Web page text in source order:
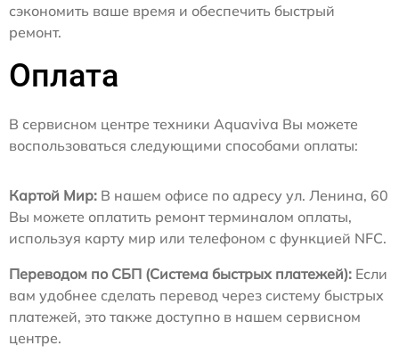
сэкономить ваше время и обеспечить быстрый
ремонт.
Оплата
В сервисном центре техники Aquaviva Вы можете
воспользоваться следующими способами оплаты:
Картой Мир: В нашем офисе по адресу ул. Ленина, 60
Вы можете оплатить ремонт терминалом оплаты,
используя карту мир или телефоном с функцией NFC.
Переводом по СБП (Система быстрых платежей): Если
вам удобнее сделать перевод через систему быстрых
платежей, это также доступно в нашем сервисном
центре.